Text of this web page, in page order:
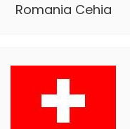
Romania Cehia